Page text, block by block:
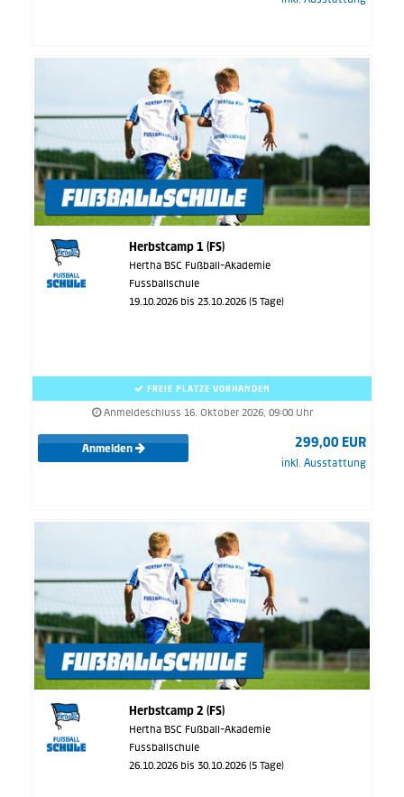
Herbstcamp 1 (FS)
Hertha BSC Fußball-Akademie
Fussballschule
19.10.2026 bis 23.10.2026 (5 Tage)
FREIE PLÄTZE VORHANDEN
Anmeldeschluss 16. Oktober 2026, 09:00 Uhr
Anmelden 299,00 EUR
inkl. Ausstattung
Herbstcamp 2 (FS)
Hertha BSC Fußball-Akademie
Fussballschule
26.10.2026 bis 30.10.2026 (5 Tage)